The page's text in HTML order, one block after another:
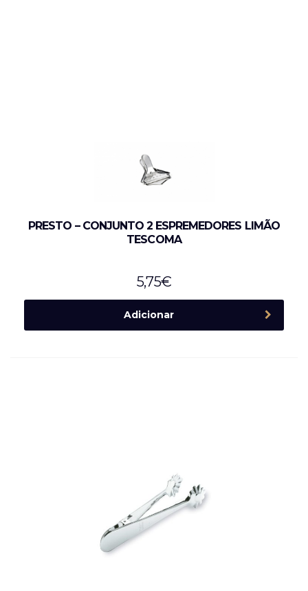
PRESTO – CONJUNTO 2 ESPREMEDORES LIMÃO
TESCOMA
5,75€
Adicionar